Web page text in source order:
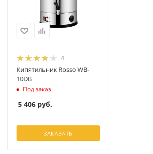
4
Кипятильник Rosso WB-
10DB
Под заказ
5 406 руб.
ЗАКАЗАТЬ